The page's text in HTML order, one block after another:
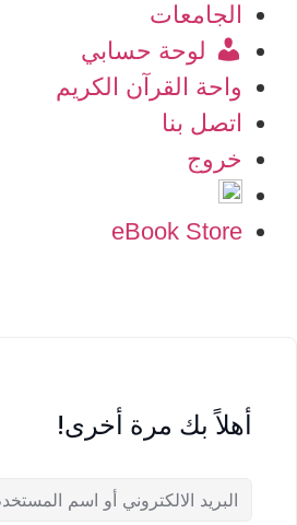
الجامعات
لوحة حسابي
واحة القرآن الكريم
اتصل بنا
خروج
eBook Store
أهلاً بك مرة أخرى!